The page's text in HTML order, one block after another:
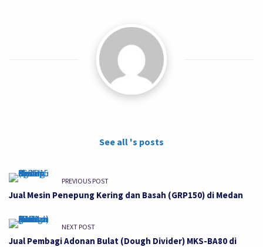
See all 's posts
PREVIOUS POST
Jual Mesin Penepung Kering dan Basah (GRP150) di Medan
NEXT POST
Jual Pembagi Adonan Bulat (Dough Divider) MKS-BA80 di